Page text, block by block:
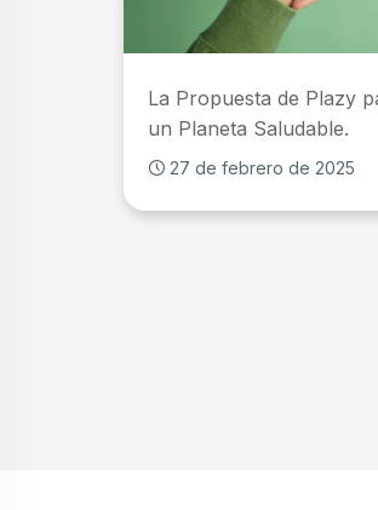
La Propuesta de Plazy
un Planeta Saludable.
27 de febrero de 2025